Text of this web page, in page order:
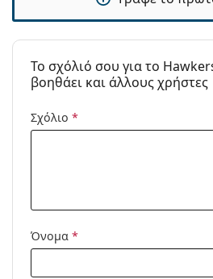
Γυαλιά
Χρήση:
Μόδα
Μοντέλο:
Black Dark Lax
To σχόλιό σου για το
βοηθάει και άλλους χρήστες
Σχόλιο *
Όνομα *